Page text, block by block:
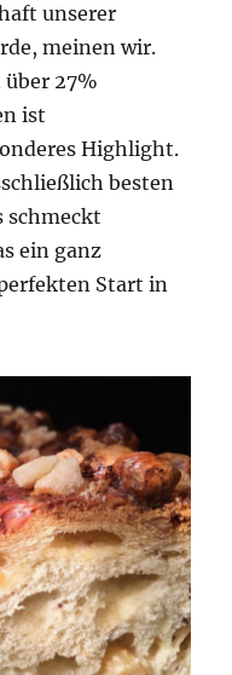
unserer
meinen wir.
27%
ist
Highlight.
besten
schmeckt
ein ganz
Start in